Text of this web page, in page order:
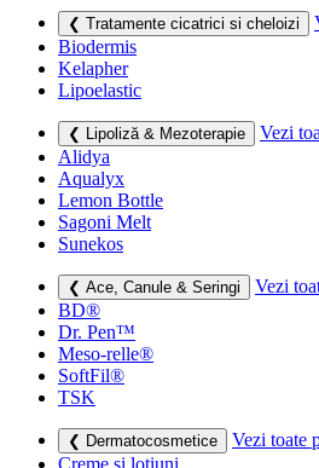
❮ Tratamente cicatrici si cheloizi
Biodermis
Kelapher
Lipoelastic
❮ Lipoliză & Mezoterapie
Vezi
Alidya
Aqualyx
Lemon Bottle
Sagoni Melt
Sunekos
❮ Ace, Canule & Seringi
Vezi
BD®
Dr. Pen™
Meso-relle®
SoftFil®
TSK
❮ Dermatocosmetice
Vezi toate
Creme si lotiuni